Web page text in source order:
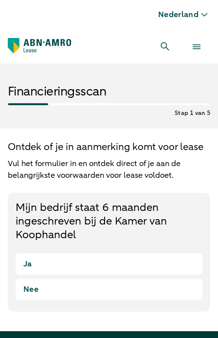
Nederland
Financieringsscan
Stap 1 van 5
Ontdek of je in aanmerking komt voor lease
Vul het formulier in en ontdek direct of je aan de
belangrijkste voorwaarden voor lease voldoet.
Mijn bedrijf staat 6 maanden
ingeschreven bij de Kamer van
Koophandel
Ja
Nee